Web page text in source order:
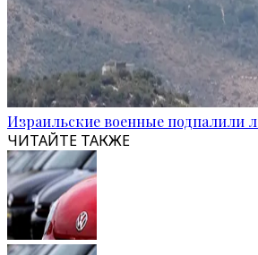
Израильские военные подпалили
ЧИТАЙТЕ ТАКЖЕ